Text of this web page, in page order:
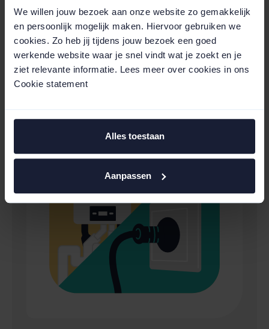
We willen jouw bezoek aan onze website zo gemakkelijk
en persoonlijk mogelijk maken. Hiervoor gebruiken we
cookies. Zo heb jij tijdens jouw bezoek een goed
werkende website waar je snel vindt wat je zoekt en je
ziet relevante informatie. Lees meer over cookies in ons
Cookie statement
Alles toestaan
Aanpassen
Van stroom tot teruglevering: ontdek hoe jij slimmer kunt
gebruiken en besparen.
Alle producten